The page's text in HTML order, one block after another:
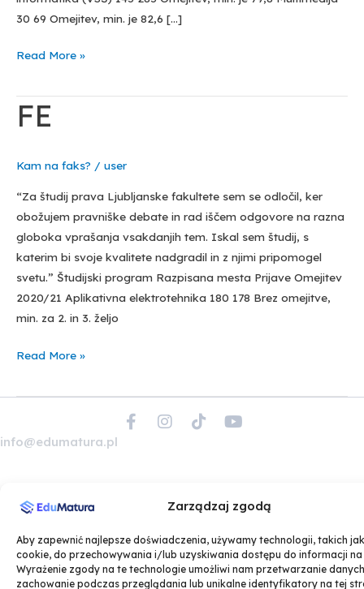
Zarządzaj zgodą
Aby zapewnić najlepsze doświadczenia, używamy technologii, takich
cookie, do przechowywania i/lub uzyskiwania dostępu do informacji na
Wyrażenie zgody na te technologie umożliwi nam przetwarzanie
zachowanie podczas przeglądania lub unikalne identyfikatory na tej
30 69 Omejitev, min. je 82,6 […]
Read More »
FE
Kam na faks? / user
“Za študij prava Ljubljanske fakultete sem se odločil, ker
obožujem pravniške debate in rad iščem odgovore na razna
globoka vprašanja vsakdanjih tem. Iskal sem študij, s
katerim bi svoje kvalitete nadgradil in z njimi pripomogel
svetu.” Študijski program Razpisana mesta Prijave Omejitev
2020/21 Aplikativna elektrotehnika 180 178 Brez omejitve,
min. za 2. in 3. željo
FE
Read More »
info@edumatura.pl
F
a
k
-
f
I
g
a
m
T
k
Y
b
e